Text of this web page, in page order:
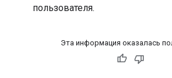
пользователя.
Эта информация оказалась